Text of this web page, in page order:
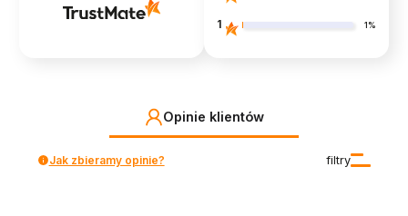
1 1%
Opinie klientów
filtry
Jak zbieramy opinie?